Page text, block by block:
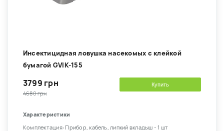
Инсектицидная ловушка насекомых с клейкой
бумагой GVIK-155
3799 грн
4680 грн
Купить
Характеристики
Комплектация: Прибор, кабель, липкий вкладыш - 1 шт